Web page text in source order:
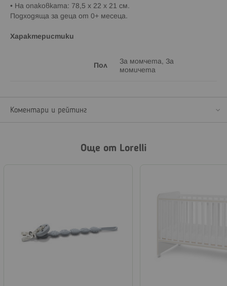
• На опаковката: 78,5 х 22 х 21 см.
Подходяща за деца от 0+ месеца.
Характеристики
Пол
За момчета, За
момичета
Коментари и рейтинг
Още от Lorelli